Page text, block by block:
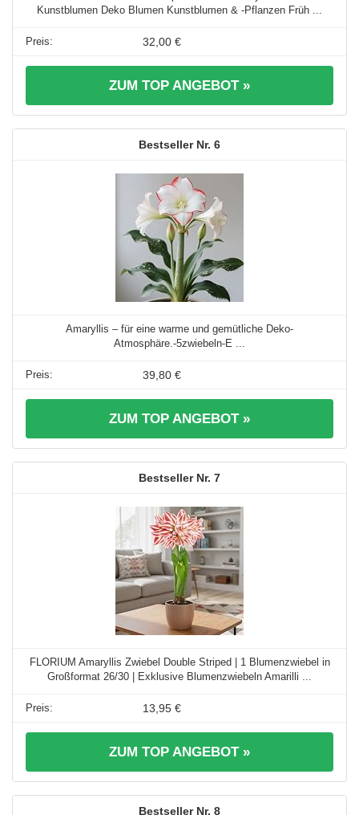
Kunstblumen Deko Blumen Kunstblumen & -Pflanzen Früh ...
32,00 €
ZUM TOP ANGEBOT »
6
Amaryllis – für eine warme und gemütliche Deko-
Atmosphäre.-5zwiebeln-E ...
39,80 €
ZUM TOP ANGEBOT »
7
FLORIUM Amaryllis Zwiebel Double Striped | 1 Blumenzwiebel in
Großformat 26/30 | Exklusive Blumenzwiebeln Amarilli ...
13,95 €
ZUM TOP ANGEBOT »
8